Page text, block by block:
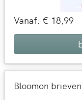
Vanaf: € 18,99
Bloomon